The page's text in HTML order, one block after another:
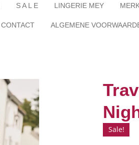
S A L E LINGERIE MEY
CONTACT ALGEMENE
Sale!